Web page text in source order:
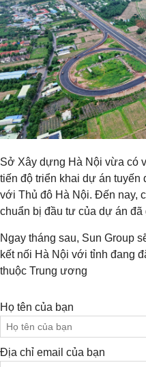
Sở Xây dựng Hà Nội vừa có
tiến độ triển khai dự án
với Thủ đô Hà Nội. Đến nay,
chuẩn bị đầu tư của dự án
Ngay tháng sau, Sun Group
kết nối Hà Nội với tỉnh đang
thuộc Trung ương
Họ tên của bạn
Địa chỉ email của bạn